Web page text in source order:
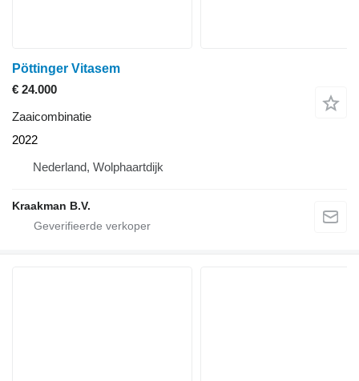
Pöttinger Vitasem
€ 24.000
Zaaicombinatie
2022
Nederland, Wolphaartdijk
Kraakman B.V.